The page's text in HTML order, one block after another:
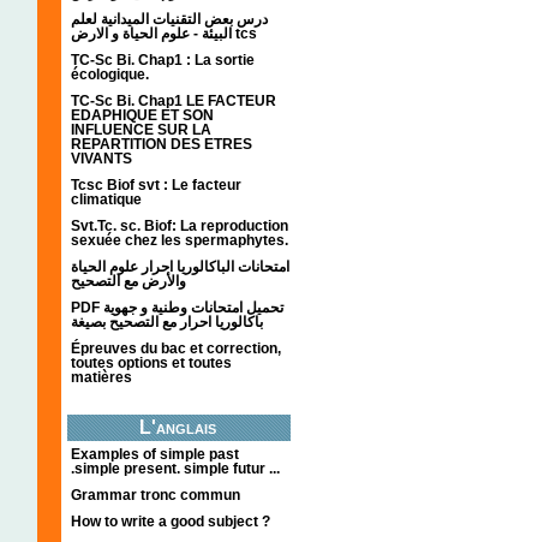
درس بعض التقنيات الميدانية لعلم
البيئة - علوم الحياة و الارض tcs
TC-Sc Bi. Chap1 : La sortie
écologique.
TC-Sc Bi. Chap1 LE FACTEUR
EDAPHIQUE ET SON
INFLUENCE SUR LA
REPARTITION DES ETRES
VIVANTS
Tcsc Biof svt : Le facteur
climatique
Svt.Tc. sc. Biof: La reproduction
sexuée chez les spermaphytes.
امتحانات الباكالوريا احرار علوم الحياة
والأرض مع التصحيح
PDF تحميل امتحانات وطنية و جهوية
باكالوريا احرار مع التصحيح بصيغة
Épreuves du bac et correction,
toutes options et toutes
matières
L'anglais
Examples of simple past
.simple present. simple futur ...
Grammar tronc commun
How to write a good subject ?